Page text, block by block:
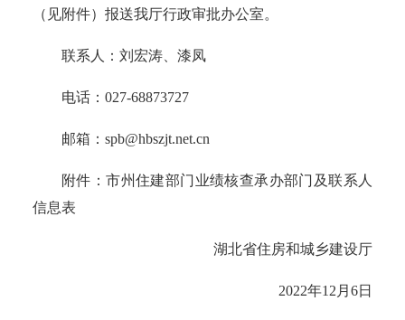
（见附件）报送我厅行政审批办公室。
联系人：刘宏涛、漆凤
电话： 027-68873727
邮箱： spb@hbszjt.net.cn
附件：市州住建部门业绩核查承办部门及联系人
信息表
湖北省住房和城乡建设厅
2022年12月 6日